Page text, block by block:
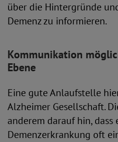
über die Hintergründe
Demenz zu informieren.
Kommunikation
Ebene
Eine gute Anlaufstelle
Alzheimer Gesellschaft.
anderem darauf hin, dass
Demenzerkrankung oft